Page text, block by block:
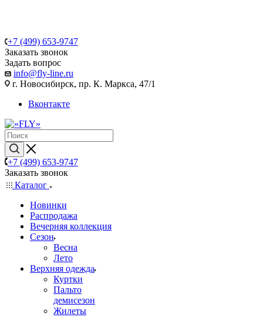
+7 (499) 653-9747
Заказать звонок
Задать вопрос
info@fly-line.ru
г. Новосибирск, пр. К. Маркса, 47/1
Вконтакте
+7 (499) 653-9747
Заказать звонок
Каталог
Новинки
Распродажа
Вечерняя коллекция
Сезон
Весна
Лето
Верхняя одежда
Куртки
Пальто
демисезон
Жилеты